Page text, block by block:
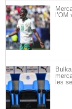
les